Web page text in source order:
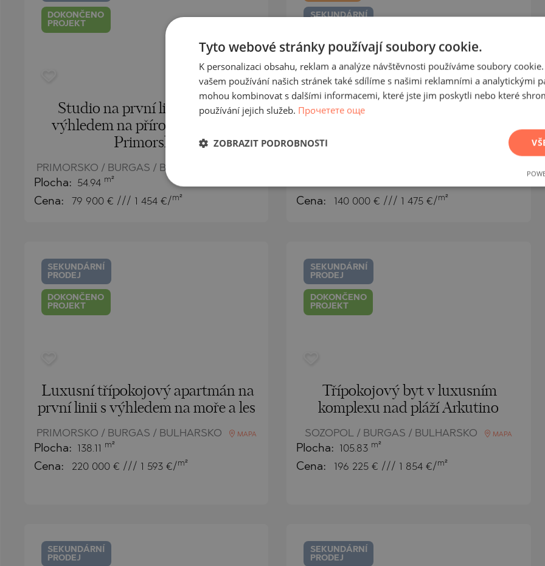
DOKONČENO
PROJEKT
Studio na první linii u moře s
výhledem na přírodu ve městě
Primorsko
PRIMORSKO / BURGAS / BULHARSKO
Plocha: 54.94 m²
Cena: 79 900 € /// 1 454 €/ m²
SEKUNDÁRNÍ
DOKONČENO
PROJEKT
Dvoupokojový apartmán ve
Plocha: 94.89
Cena: 140 000 € /// 1 475 €/ m²
SEKUNDÁRNÍ
PRODEJ
DOKONČENO
PROJEKT
Luxusní třípokojový apartmán na
první linii s výhledem na moře a les
PRIMORSKO / BURGAS / BULHARSKO MAPA
Plocha: 138.11 m²
Cena: 220 000 € /// 1 593 €/ m²
SEKUNDÁRNÍ
PRODEJ
DOKONČENO
PROJEKT
Třípokojový byt v luxusním
komplexu nad pláží Arkutino
SOZOPOL / BURGAS / BULHARSKO MAPA
Plocha: 105.83 m²
Cena: 196 225 € /// 1 854 €/ m²
SEKUNDÁRNÍ
PRODEJ
SEKUNDÁRNÍ
PRODEJ
Tyto webové stránky používají soubory cookie.
K personalizaci obsahu, reklam a analýze návštěvnosti používáme soubory
vašem používání našich stránek také sdílíme s našimi reklamními a analytickými
mohou kombinovat s dalšími informacemi, které jste jim poskytli nebo které
používání jejich služeb. Прочетете още
ZOBRAZIT PODROBNOSTI